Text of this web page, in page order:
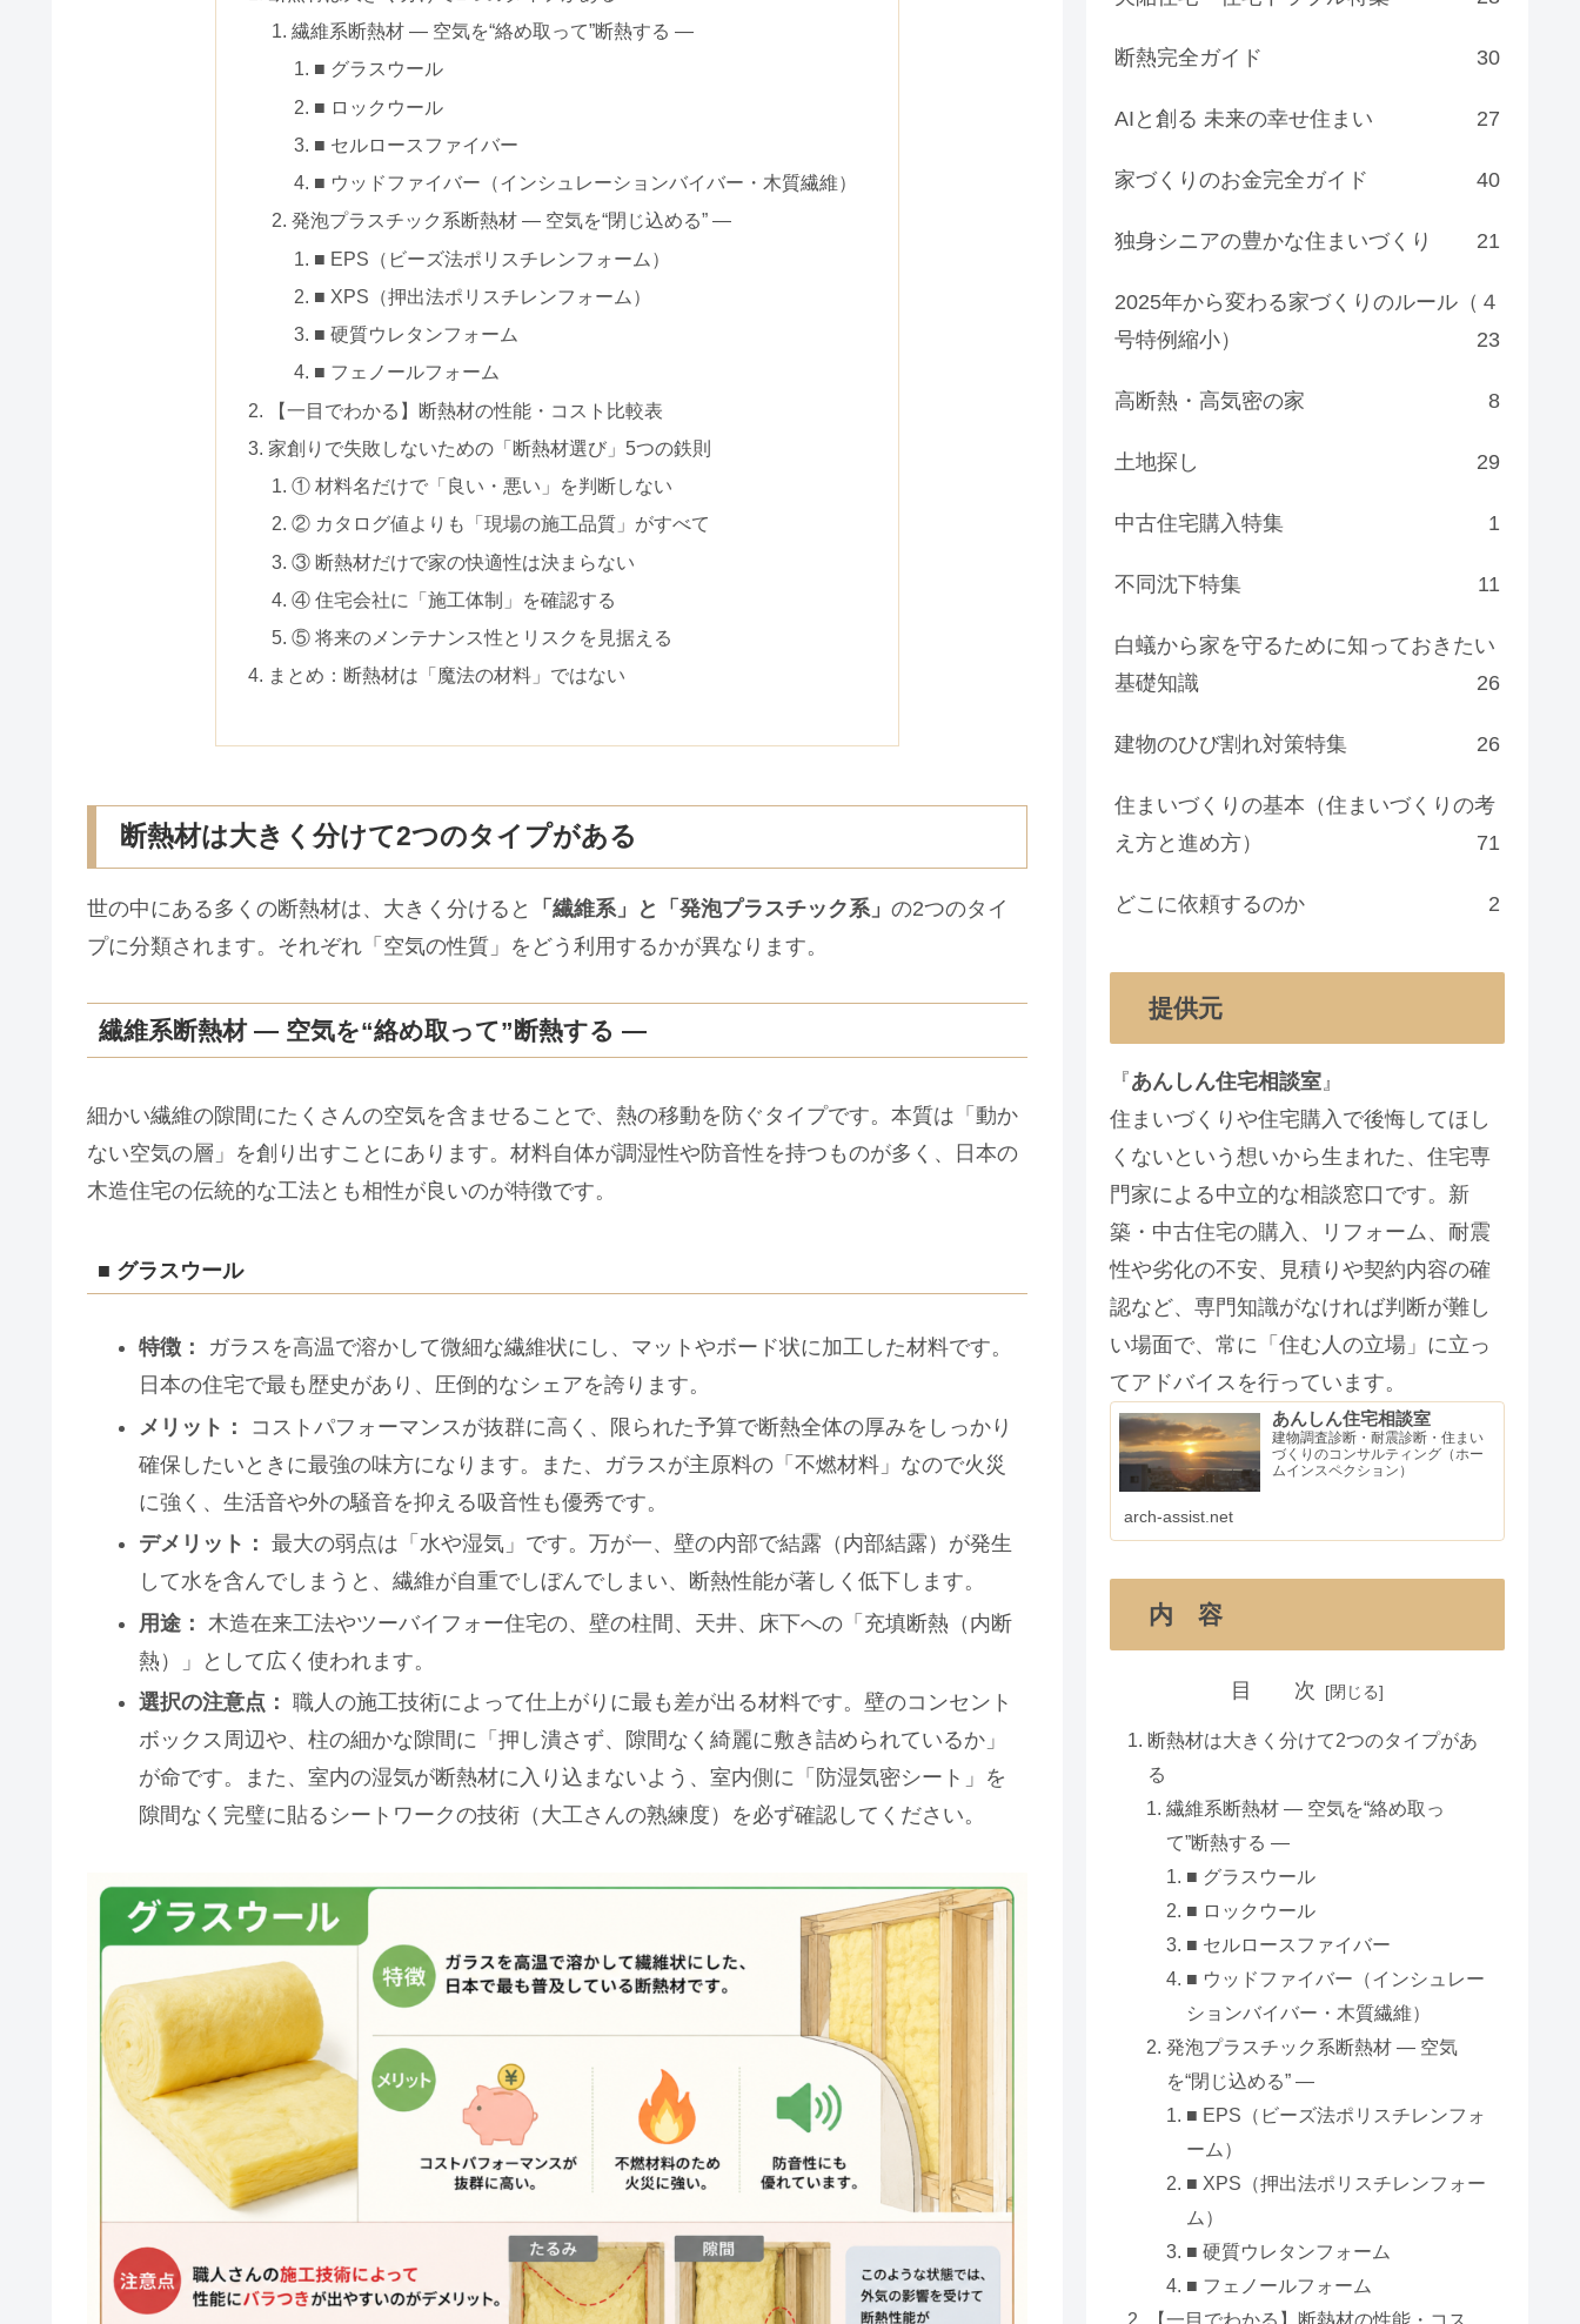
繊維系断熱材 ― 空気を“絡め取って”断熱する ―
■ グラスウール
■ ロックウール
■ セルロースファイバー
■ ウッドファイバー（インシュレーションバイバー・木質繊維）
発泡プラスチック系断熱材 ― 空気を“閉じ込める” ―
■ EPS（ビーズ法ポリスチレンフォーム）
■ XPS（押出法ポリスチレンフォーム）
■ 硬質ウレタンフォーム
■ フェノールフォーム
【一目でわかる】断熱材の性能・コスト比較表
家創りで失敗しないための「断熱材選び」5つの鉄則
① 材料名だけで「良い・悪い」を判断しない
② カタログ値よりも「現場の施工品質」がすべて
③ 断熱材だけで家の快適性は決まらない
④ 住宅会社に「施工体制」を確認する
⑤ 将来のメンテナンス性とリスクを見据える
まとめ：断熱材は「魔法の材料」ではない
断熱材は大きく分けて2つのタイプがある
世の中にある多くの断熱材は、大きく分けると 「繊維系」と「発泡プラスチック系」 の2つのタイ
プに分類されます。それぞれ「空気の性質」をどう利用するかが異なります。
繊維系断熱材 ― 空気を“絡め取って”断熱する ―
細かい繊維の隙間にたくさんの空気を含ませることで、熱の移動を防ぐタイプです。本質は「動か
ない空気の層」を創り出すことにあります。材料自体が調湿性や防音性を持つものが多く、日本の
木造住宅の伝統的な工法とも相性が良いのが特徴です。
■ グラスウール
特徴：
ガラスを高温で溶かして微細な繊維状にし、マットやボード状に加工した材料です。
日本の住宅で最も歴史があり、圧倒的なシェアを誇ります。
メリット：
コストパフォーマンスが抜群に高く、限られた予算で断熱全体の厚みをしっかり
確保したいときに最強の味方になります。また、ガラスが主原料の「不燃材料」なので火災
に強く、生活音や外の騒音を抑える吸音性も優秀です。
デメリット： 最大の弱点は「水や湿気」です。万が一、壁の内部で結露（内部結露）が発生
して水を含んでしまうと、繊維が自重でしぼんでしまい、断熱性能が著しく低下します。
用途：
木造在来工法やツーバイフォー住宅の、壁の柱間、天井、床下への「充填断熱（内断
熱）」として広く使われます。
選択の注意点： 職人の施工技術によって仕上がりに最も差が出る材料です。壁のコンセント
ボックス周辺や、柱の細かな隙間に「押し潰さず、隙間なく綺麗に敷き詰められているか」
が命です。また、室内の湿気が断熱材に入り込まないよう、室内側に「防湿気密シート」を
隙間なく完璧に貼るシートワークの技術（大工さんの熟練度）を必ず確認してください。
断熱完全ガイド 30
AIと創る 未来の幸せ住まい 27
家づくりのお金完全ガイド 40
独身シニアの豊かな住まいづくり 21
2025年から変わる家づくりのルール（４
号特例縮小）
23
高断熱・高気密の家 8
土地探し 29
中古住宅購入特集 1
不同沈下特集 11
白蟻から家を守るために知っておきたい
基礎知識
26
建物のひび割れ対策特集 26
住まいづくりの基本（住まいづくりの考
え方と進め方）
71
どこに依頼するのか 2
提供元
『あんしん住宅相談室』
住まいづくりや住宅購入で後悔してほし
くないという想いから生まれた、住宅専
門家による中立的な相談窓口です。新
築・中古住宅の購入、リフォーム、耐震
性や劣化の不安、見積りや契約内容の確
認など、専門知識がなければ判断が難し
い場面で、常に「住む人の立場」に立っ
てアドバイスを行っています。
あんしん住宅相談室
建物調査診断・耐震診断・住まい
づくりのコンサルティング（ホー
ムインスペクション）
arch-assist.net
内 容
目 次
断熱材は大きく分けて2つのタイプがあ
る
繊維系断熱材 ― 空気を“絡め取っ
て”断熱する ―
■ グラスウール
■ ロックウール
■ セルロースファイバー
■ ウッドファイバー（インシュレー
ションバイバー・木質繊維）
発泡プラスチック系断熱材 ― 空気
を“閉じ込める” ―
■ EPS（ビーズ法ポリスチレンフォ
ーム）
■ XPS（押出法ポリスチレンフォー
ム）
■ 硬質ウレタンフォーム
■ フェノールフォーム
【一目でわかる】断熱材の性能・コス